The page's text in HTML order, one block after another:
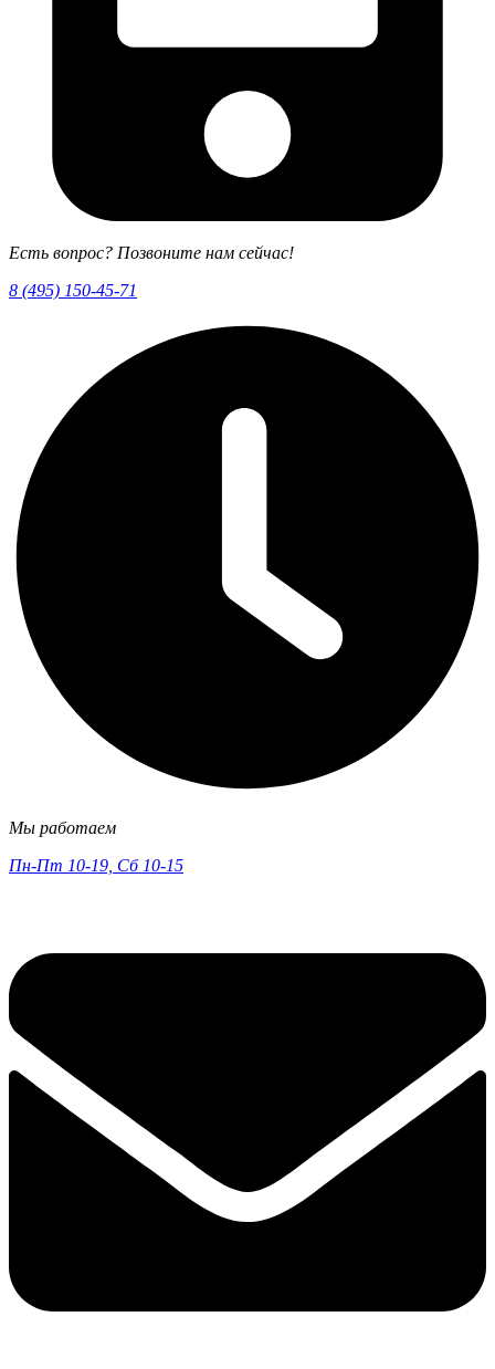
Есть вопрос? Позвоните нам сейчас!
8 (495) 150-45-71
Мы работаем
Пн-Пт 10-19, Сб 10-15